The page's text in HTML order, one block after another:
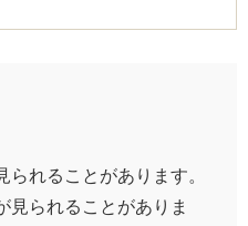
れることがあります。
見られることがありま